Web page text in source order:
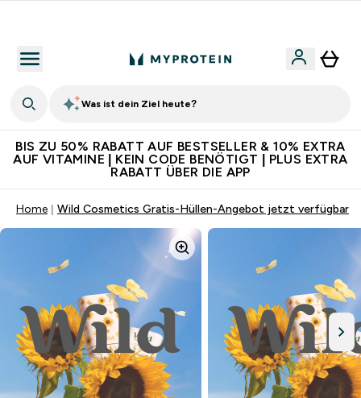
Was ist dein Ziel heute?
BIS ZU 50% RABATT AUF BESTSELLER & 10% EXTRA
AUF VITAMINE | KEIN CODE BENÖTIGT | PLUS EXTRA
RABATT ÜBER DIE APP
Home Wild Cosmetics Gratis-Hüllen-Angebot jetzt verfügbar